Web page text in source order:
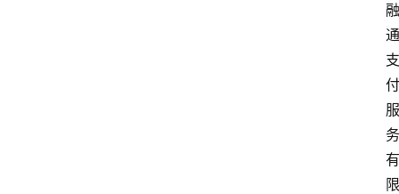
融
通
支
付
服
务
有
限